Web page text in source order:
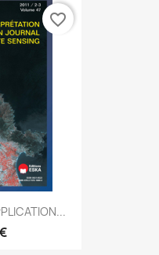
favorite_border